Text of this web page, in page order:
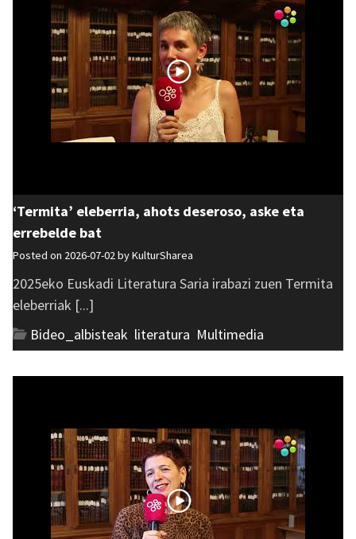
‘Termita’ eleberria, ahots deseroso, aske eta
errebelde bat
Posted on 2026-07-02 byKulturSharea
2025eko Euskadi Literatura Saria irabazi zuen Termita
eleberriak [...]
Bideo_albisteak literatura Multimedia